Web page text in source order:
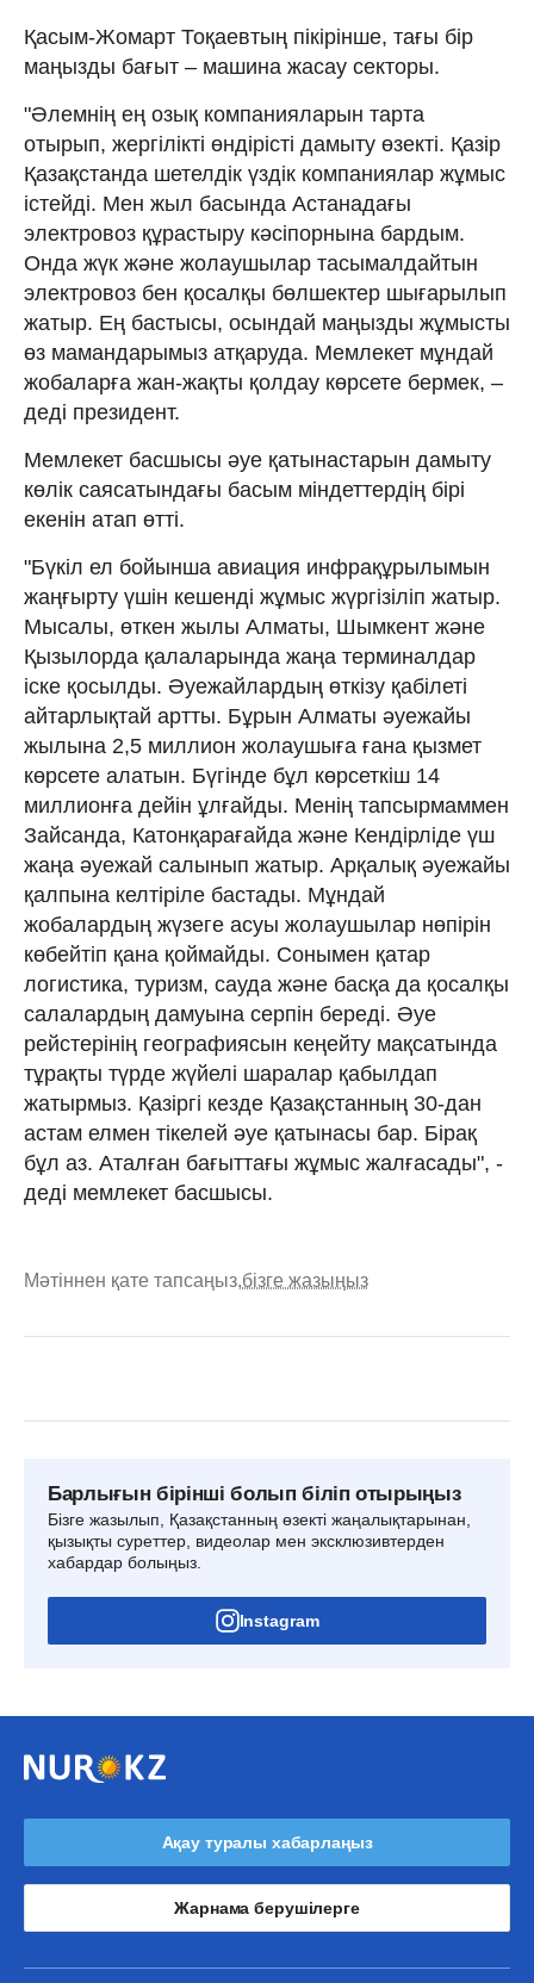
Қасым-Жомарт Тоқаевтың пікірінше, тағы бір
маңызды бағыт – машина жасау секторы.
"Әлемнің ең озық компанияларын тарта
отырып, жергілікті өндірісті дамыту өзекті. Қазір
Қазақстанда шетелдік үздік компаниялар жұмыс
істейді. Мен жыл басында Астанадағы
электровоз құрастыру кәсіпорнына бардым.
Онда жүк және жолаушылар тасымалдайтын
электровоз бен қосалқы бөлшектер шығарылып
жатыр. Ең бастысы, осындай маңызды жұмысты
өз мамандарымыз атқаруда. Мемлекет мұндай
жобаларға жан-жақты қолдау көрсете бермек, –
деді президент.
Мемлекет басшысы әуе қатынастарын дамыту
көлік саясатындағы басым міндеттердің бірі
екенін атап өтті.
"Бүкіл ел бойынша авиация инфрақұрылымын
жаңғырту үшін кешенді жұмыс жүргізіліп жатыр.
Мысалы, өткен жылы Алматы, Шымкент және
Қызылорда қалаларында жаңа терминалдар
іске қосылды. Әуежайлардың өткізу қабілеті
айтарлықтай артты. Бұрын Алматы әуежайы
жылына 2,5 миллион жолаушыға ғана қызмет
көрсете алатын. Бүгінде бұл көрсеткіш 14
миллионға дейін ұлғайды. Менің тапсырмаммен
Зайсанда, Катонқарағайда және Кендірліде үш
жаңа әуежай салынып жатыр. Арқалық әуежайы
қалпына келтіріле бастады. Мұндай
жобалардың жүзеге асуы жолаушылар нөпірін
көбейтіп қана қоймайды. Сонымен қатар
логистика, туризм, сауда және басқа да қосалқы
салалардың дамуына серпін береді. Әуе
рейстерінің географиясын кеңейту мақсатында
тұрақты түрде жүйелі шаралар қабылдап
жатырмыз. Қазіргі кезде Қазақстанның 30-дан
астам елмен тікелей әуе қатынасы бар. Бірақ
бұл аз. Аталған бағыттағы жұмыс жалғасады", -
деді мемлекет басшысы.
Мәтіннен қате тапсаңыз,бізге жазыңыз
Барлығын бірінші болып біліп отырыңыз
Бізге жазылып, Қазақстанның өзекті жаңалықтарынан,
қызықты суреттер, видеолар мен эксклюзивтерден
хабардар болыңыз.
Instagram
Ақау туралы хабарлаңыз
Жарнама берушілерге